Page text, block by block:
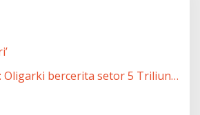
Oligarki bercerita setor 5 Triliun…